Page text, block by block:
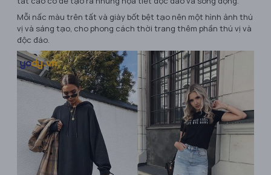
Mỗi nấc màu trên tất và giày bốt bệt tạo nên một hình ảnh thú
vị và sáng tạo, cho phong cách thời trang thêm phần thú vị và
độc đáo.